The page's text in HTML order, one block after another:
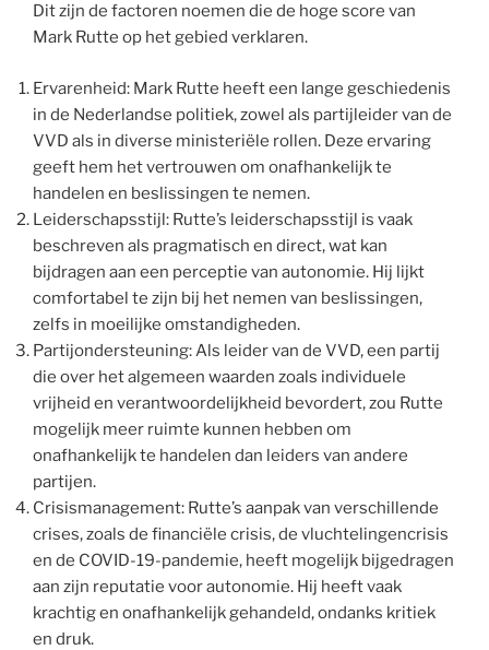
Dit zijn de factoren noemen die de hoge score van
Mark Rutte op het gebied verklaren.
Ervarenheid: Mark Rutte heeft een lange geschiedenis
in de Nederlandse politiek, zowel als partijleider van de
VVD als in diverse ministeriële rollen. Deze ervaring
geeft hem het vertrouwen om onafhankelijk te
handelen en beslissingen te nemen.
Leiderschapsstijl: Rutte’s leiderschapsstijl is vaak
beschreven als pragmatisch en direct, wat kan
bijdragen aan een perceptie van autonomie. Hij lijkt
comfortabel te zijn bij het nemen van beslissingen,
zelfs in moeilijke omstandigheden.
Partijondersteuning: Als leider van de VVD, een partij
die over het algemeen waarden zoals individuele
vrijheid en verantwoordelijkheid bevordert, zou Rutte
mogelijk meer ruimte kunnen hebben om
onafhankelijk te handelen dan leiders van andere
partijen.
Crisismanagement: Rutte’s aanpak van verschillende
crises, zoals de financiële crisis, de vluchtelingencrisis
en de COVID-19-pandemie, heeft mogelijk bijgedragen
aan zijn reputatie voor autonomie. Hij heeft vaak
krachtig en onafhankelijk gehandeld, ondanks kritiek
en druk.